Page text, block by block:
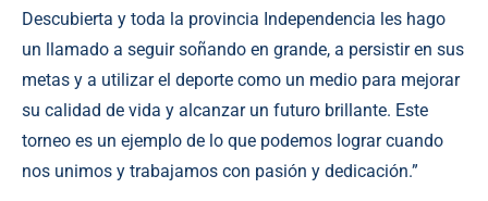
Descubierta y toda la provincia Independencia les hago
un llamado a seguir soñando en grande, a persistir en sus
metas y a utilizar el deporte como un medio para mejorar
su calidad de vida y alcanzar un futuro brillante. Este
torneo es un ejemplo de lo que podemos lograr cuando
nos unimos y trabajamos con pasión y dedicación.”